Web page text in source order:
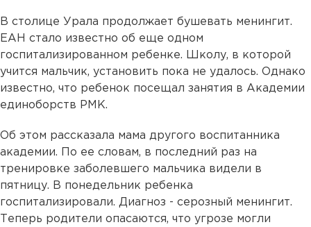
В столице Урала продолжает бушевать менингит.
ЕАН стало известно об еще одном
госпитализированном ребенке. Школу, в которой
учится мальчик, установить пока не удалось. Однако
известно, что ребенок посещал занятия в Академии
единоборств РМК.
Об этом рассказала мама другого воспитанника
академии. По ее словам, в последний раз на
тренировке заболевшего мальчика видели в
пятницу. В понедельник ребенка
госпитализировали. Диагноз - серозный менингит.
Теперь родители опасаются, что угрозе могли